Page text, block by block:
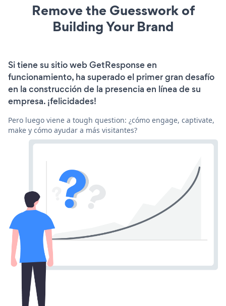
Remove the Guesswork of
Building Your Brand
Si tiene su sitio web GetResponse en
funcionamiento, ha superado el primer gran desafío
en la construcción de la presencia en línea de su
empresa. ¡felicidades!
Pero luego viene a tough question: ¿cómo engage, captivate,
make y cómo ayudar a más visitantes?